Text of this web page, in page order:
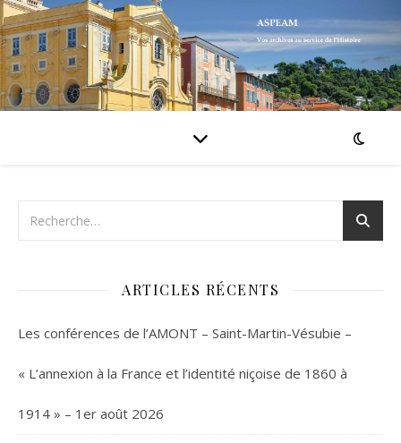
ARTICLES RÉCENTS
Les conférences de l’AMONT – Saint-Martin-Vésubie –
« L’annexion à la France et l’identité niçoise de 1860 à
1914 » – 1er août 2026